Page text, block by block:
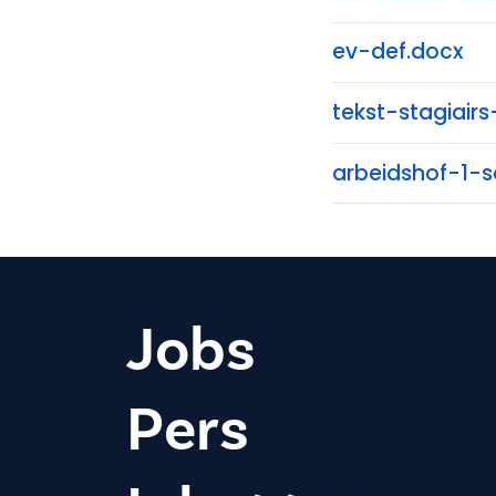
ev-def.docx
tekst-
arbeidshof-1-
Jobs
Pers